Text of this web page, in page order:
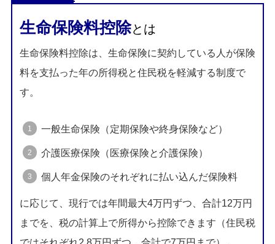
生命保険料控除とは
生命保険料控除は、生命保険に契約している人が保険
料を支払った年の所得税と住民税を軽減する制度で
す。
一般生命保険（定期保険や終身保険など）
介護医療保険（医療保険と介護保険）
個人年金保険のそれぞれに払い込んだ保険料
に応じて、現行では年間最大4万円ずつ、合計12万円
までを、税の計算上で所得から控除できます（住民税